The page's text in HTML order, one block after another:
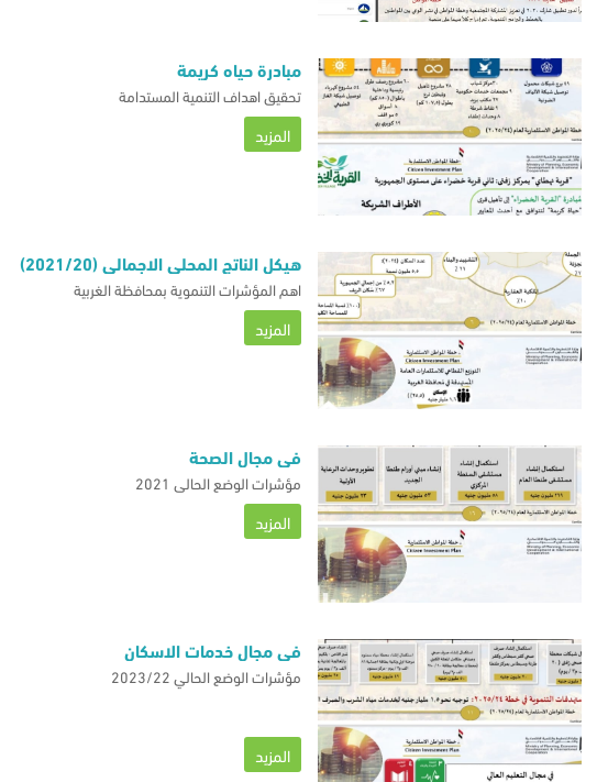
مبادرة حياه كريمة
تحقيق اهداف التنمية المستدامة
المزيد
هيكل الناتج المحلي الاجمالي (2021/20)
اهم المؤشرات التنموية بمحافظة الغربية
المزيد
في مجال الصحة
مؤشرات الوضع الحالي 2021
المزيد
في مجال خدمات الاسكان
مؤشرات الوضع الحالي 2023/22
المزيد